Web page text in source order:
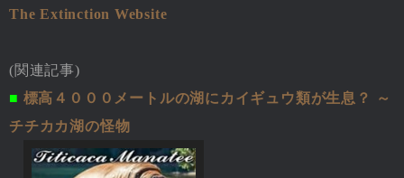
The Extinction Website
(関連記事)
■ 標高４０００メートルの湖にカイギュウ類が生息？ ～
チチカカ湖の怪物